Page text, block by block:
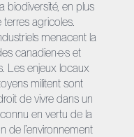
biodiversité, en plus
agricoles.
menacent la
canadien·e·s et
Les enjeux locaux
militent sont
de vivre dans un
en vertu de la
de l’environnement